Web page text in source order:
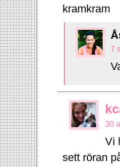
kramkram
7
30
Vi
sett röran